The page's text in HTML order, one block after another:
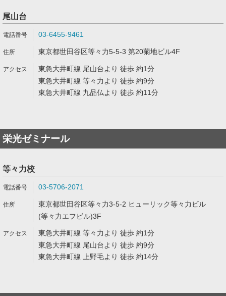
尾山台
03-6455-9461
東京都世田谷区等々力5-5-3 第20菊地ビル4F
東急大井町線 尾山台より 徒歩 約1分
東急大井町線 等々力より 徒歩 約9分
東急大井町線 九品仏より 徒歩 約11分
栄光ゼミナール
等々力校
03-5706-2071
東京都世田谷区等々力3-5-2 ヒューリック等々力ビル
(等々力エフビル)3F
東急大井町線 等々力より 徒歩 約1分
東急大井町線 尾山台より 徒歩 約9分
東急大井町線 上野毛より 徒歩 約14分